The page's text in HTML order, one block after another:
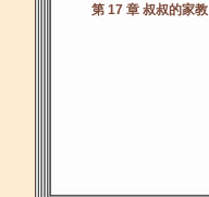
第 17 章 叔叔的家教